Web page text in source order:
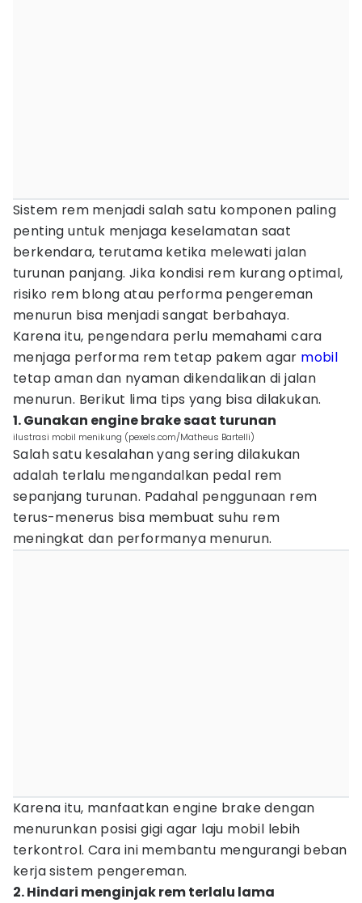
Sistem rem menjadi salah satu komponen paling
penting untuk menjaga keselamatan saat
berkendara, terutama ketika melewati jalan
turunan panjang. Jika kondisi rem kurang optimal,
risiko rem blong atau performa pengereman
menurun bisa menjadi sangat berbahaya.
Karena itu, pengendara perlu memahami cara
menjaga performa rem tetap pakem agar mobil
tetap aman dan nyaman dikendalikan di jalan
menurun. Berikut lima tips yang bisa dilakukan.
1. Gunakan engine brake saat turunan
ilustrasi mobil menikung (pexels.com/Matheus Bartelli)
Salah satu kesalahan yang sering dilakukan
adalah terlalu mengandalkan pedal rem
sepanjang turunan. Padahal penggunaan rem
terus-menerus bisa membuat suhu rem
meningkat dan performanya menurun.
Karena itu, manfaatkan engine brake dengan
menurunkan posisi gigi agar laju mobil lebih
terkontrol. Cara ini membantu mengurangi beban
kerja sistem pengereman.
2. Hindari menginjak rem terlalu lama